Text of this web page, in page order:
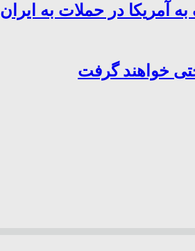
آمریکا در حملات به ایران
خواهند گرفت